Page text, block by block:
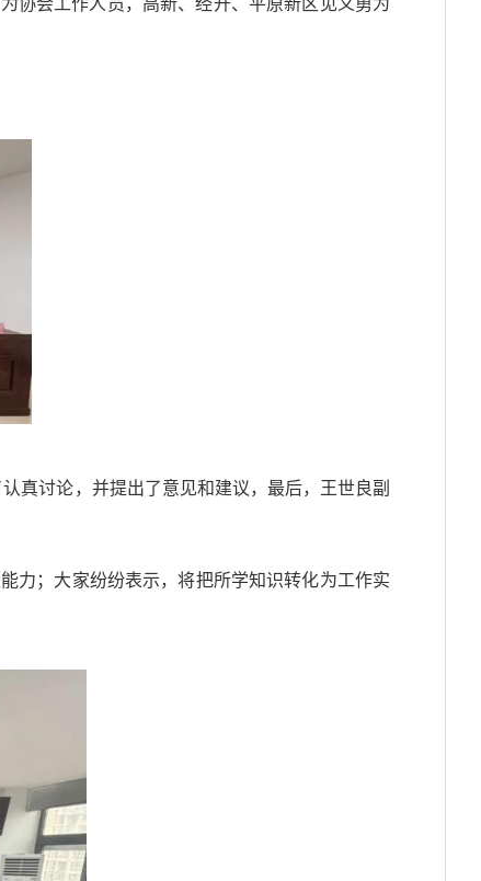
协会工作人员，高新、经开、平原新区见义勇为
真讨论，并提出了意见和建议，最后，王世良副
力；大家纷纷表示，将把所学知识转化为工作实